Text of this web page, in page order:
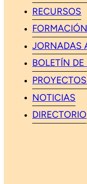
RECURSOS
FORMACIÓN
JORNADAS
BOLETÍN DE
NOTICIAS
DIRECTORIO